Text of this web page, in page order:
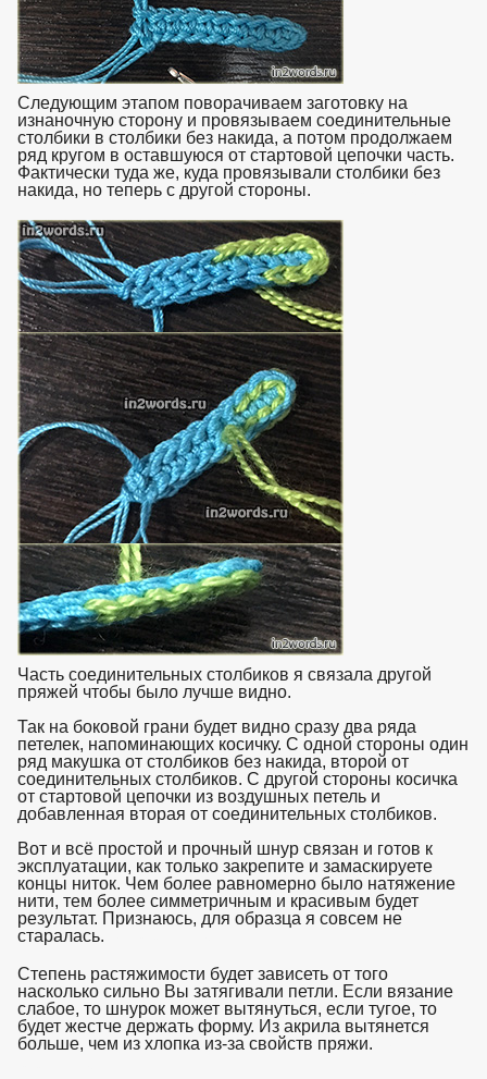
Следующим этапом поворачиваем заготовку на
изнаночную сторону и провязываем соединительные
столбики в столбики без накида, а потом продолжаем
ряд кругом в оставшуюся от стартовой цепочки часть.
Фактически туда же, куда провязывали столбики без
накида, но теперь с другой стороны.
Часть соединительных столбиков я связала другой
пряжей чтобы было лучше видно.
Так на боковой грани будет видно сразу два ряда
петелек, напоминающих косичку. С одной стороны один
ряд макушка от столбиков без накида, второй от
соединительных столбиков. С другой стороны косичка
от стартовой цепочки из воздушных петель и
добавленная вторая от соединительных столбиков.
Вот и всё простой и прочный шнур связан и готов к
эксплуатации, как только закрепите и замаскируете
концы ниток. Чем более равномерно было натяжение
нити, тем более симметричным и красивым будет
результат. Признаюсь, для образца я совсем не
старалась.
Степень растяжимости будет зависеть от того
насколько сильно Вы затягивали петли. Если вязание
слабое, то шнурок может вытянуться, если тугое, то
будет жестче держать форму. Из акрила вытянется
больше, чем из хлопка из-за свойств пряжи.